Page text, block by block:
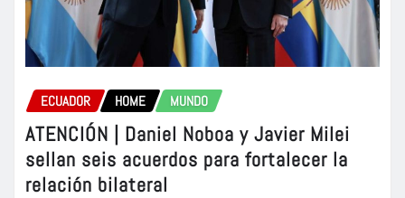
ECUADOR HOME MUNDO
ATENCIÓN | Daniel Noboa y Javier Milei
sellan seis acuerdos para fortalecer la
relación bilateral